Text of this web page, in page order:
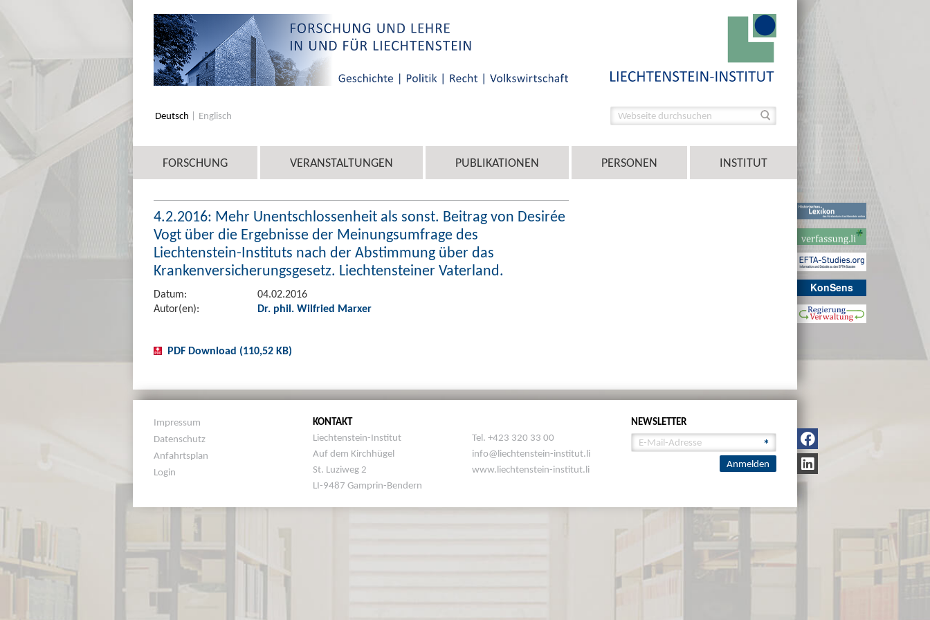
KonSens
Deutsch Englisch
FORSCHUNG VERANSTALTUNGEN PUBLIKATIONEN PERSONEN INSTITUT
4.2.2016: Mehr Unentschlossenheit als sonst. Beitrag von Desirée
Vogt über die Ergebnisse der Meinungsumfrage des
Liechtenstein-Instituts nach der Abstimmung über das
Krankenversicherungsgesetz. Liechtensteiner Vaterland.
Datum:
04.02.2016
Autor(en):
Dr. phil. Wilfried Marxer
PDF Download (110,52 KB)
Impressum
Datenschutz
Anfahrtsplan
Login
KONTAKT
Liechtenstein-Institut
Auf dem Kirchhügel
St. Luziweg 2
LI-9487 Gamprin-Bendern
Tel. +423 320 33 00
info@liechtenstein-institut.li
www.liechtenstein-institut.li
NEWSLETTER